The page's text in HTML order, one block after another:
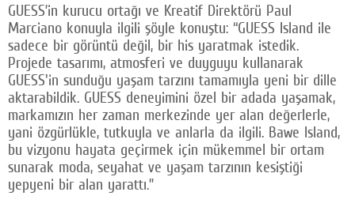
GUESS’in kurucu ortağı ve Kreatif Direktörü Paul
Marciano konuyla ilgili şöyle konuştu: “GUESS Island ile
sadece bir görüntü değil, bir his yaratmak istedik.
Projede tasarımı, atmosferi ve duyguyu kullanarak
GUESS'in sunduğu yaşam tarzını tamamıyla yeni bir dille
aktarabildik. GUESS deneyimini özel bir adada yaşamak,
markamızın her zaman merkezinde yer alan değerlerle,
yani özgürlükle, tutkuyla ve anlarla da ilgili. Bawe Island,
bu vizyonu hayata geçirmek için mükemmel bir ortam
sunarak moda, seyahat ve yaşam tarzının kesiştiği
yepyeni bir alan yarattı.”